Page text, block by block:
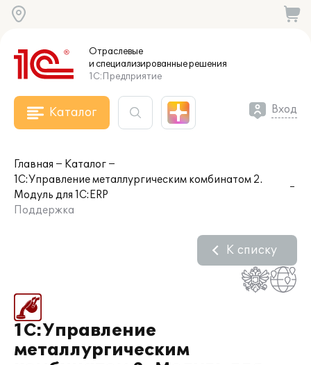
Отраслевые
и специализированныерешения
1С:Предприятие
Каталог Вход
Главная
Каталог
1С:Управление металлургическим комбинатом 2.
Модуль для 1С:ERP
Поддержка
1С:Управление
металлургическим
К списку